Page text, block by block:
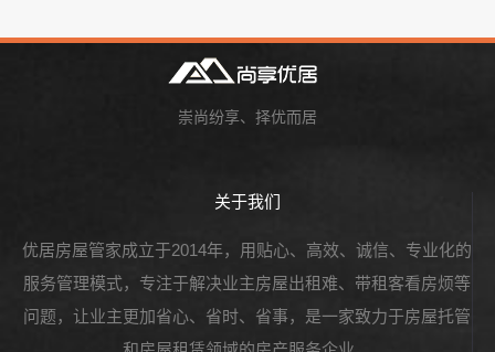
崇尚纷享、择优而居
关于我们
优居房屋管家成立于2014年，用贴心、高效、诚信、专业化的
服务管理模式，专注于解决业主房屋出租难、带租客看房烦等
问题，让业主更加省心、省时、省事，是一家致力于房屋托管